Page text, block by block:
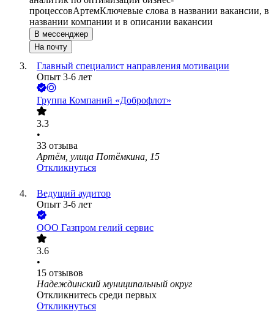
процессовАртемКлючевые слова в названии вакансии, в
названии компании и в описании вакансии
В мессенджер
На почту
Главный специалист направления мотивации
Опыт 3-6 лет
Группа Компаний «Доброфлот»
3.3
•
33 отзыва
Артём, улица Потёмкина, 15
Откликнуться
Ведущий аудитор
Опыт 3-6 лет
ООО Газпром гелий сервис
3.6
•
15 отзывов
Надеждинский муниципальный округ
Откликнитесь среди первых
Откликнуться